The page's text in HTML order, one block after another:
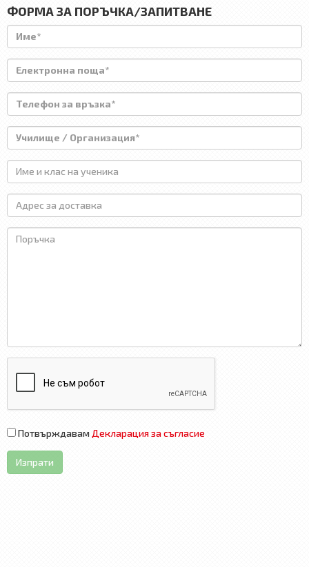
ФОРМА ЗА ПОРЪЧКА/ЗАПИТВАНЕ
Потвърждавам Декларация за съгласие
Изпрати